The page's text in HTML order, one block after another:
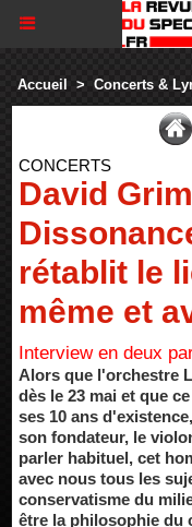
Accueil > Concerts &
CONCERTS
David
rétablit le
même et
Interview en deux
Alors que l'orchestre
dès le 23 mai et que
ses 10 ans
son fondateur, le
parler habituel, cet
avec nous tous les
conservatisme du
être la philosophie